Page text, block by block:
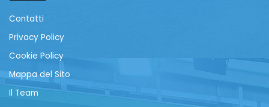
Contatti
Privacy Policy
Cookie Policy
Mappa del Sito
Il Team